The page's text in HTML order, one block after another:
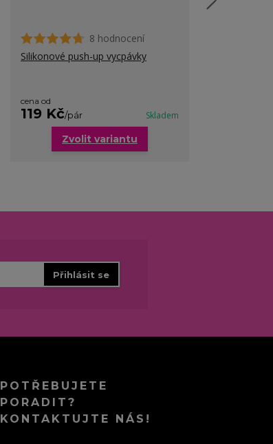
8 hodnocení
Silikonové push-up vycpávky
cena od
119 Kč/pár Skladem
Zvolit variantu
Přihlásit se
POTŘEBUJETE
PORADIT?
KONTAKTUJTE NÁS!